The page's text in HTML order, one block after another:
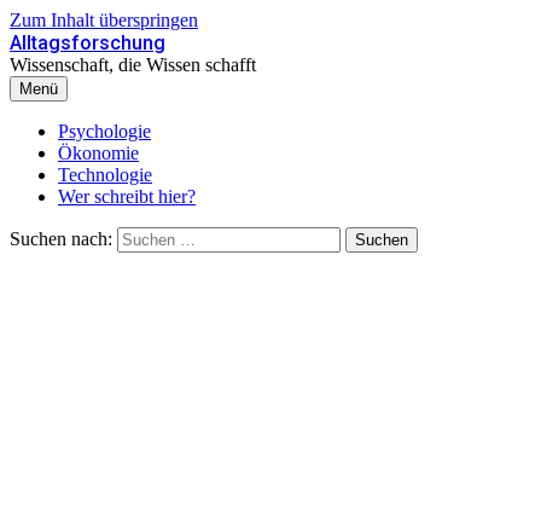
Zum Inhalt überspringen
Alltagsforschung
Wissenschaft, die Wissen schafft
Menü
Psychologie
Ökonomie
Technologie
Wer schreibt hier?
Suchen nach: